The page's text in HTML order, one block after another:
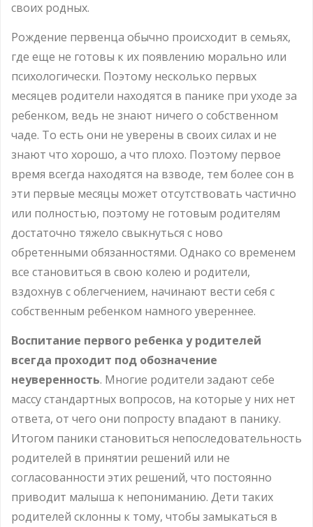
своих родных.
Рождение первенца обычно происходит в семьях,
где еще не готовы к их появлению морально или
психологически. Поэтому несколько первых
месяцев родители находятся в панике при уходе за
ребенком, ведь не знают ничего о собственном
чаде. То есть они не уверены в своих силах и не
знают что хорошо, а что плохо. Поэтому первое
время всегда находятся на взводе, тем более сон в
эти первые месяцы может отсутствовать частично
или полностью, поэтому не готовым родителям
достаточно тяжело свыкнуться с ново
обретенными обязанностями. Однако со временем
все становиться в свою колею и родители,
вздохнув с облегчением, начинают вести себя с
собственным ребенком намного увереннее.
Воспитание первого ребенка у родителей
всегда проходит под обозначение
неуверенность. Многие родители задают себе
массу стандартных вопросов, на которые у них нет
ответа, от чего они попросту впадают в панику.
Итогом паники становиться непоследовательность
родителей в принятии решений или не
согласованности этих решений, что постоянно
приводит малыша к непониманию. Дети таких
родителей склонны к тому, чтобы замыкаться в